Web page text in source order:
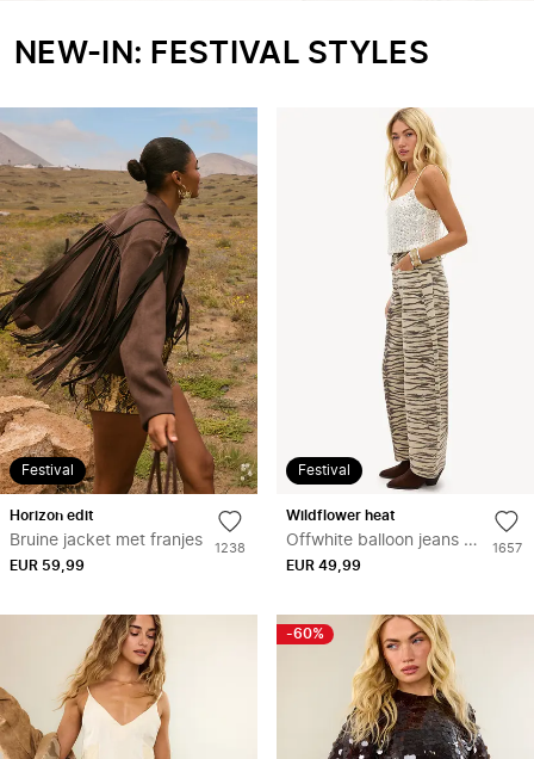
NEW-IN: FESTIVAL STYLES
Festival
horizon edit
Bruine jacket met franjes
EUR 59,99
Toevoegen
verlanglijstje
Aantal
wishlist
1238
Festival
wildflower heat
Offwhite balloon jeans met zebraprint
EUR 49,99
Aantal
1657
-60%